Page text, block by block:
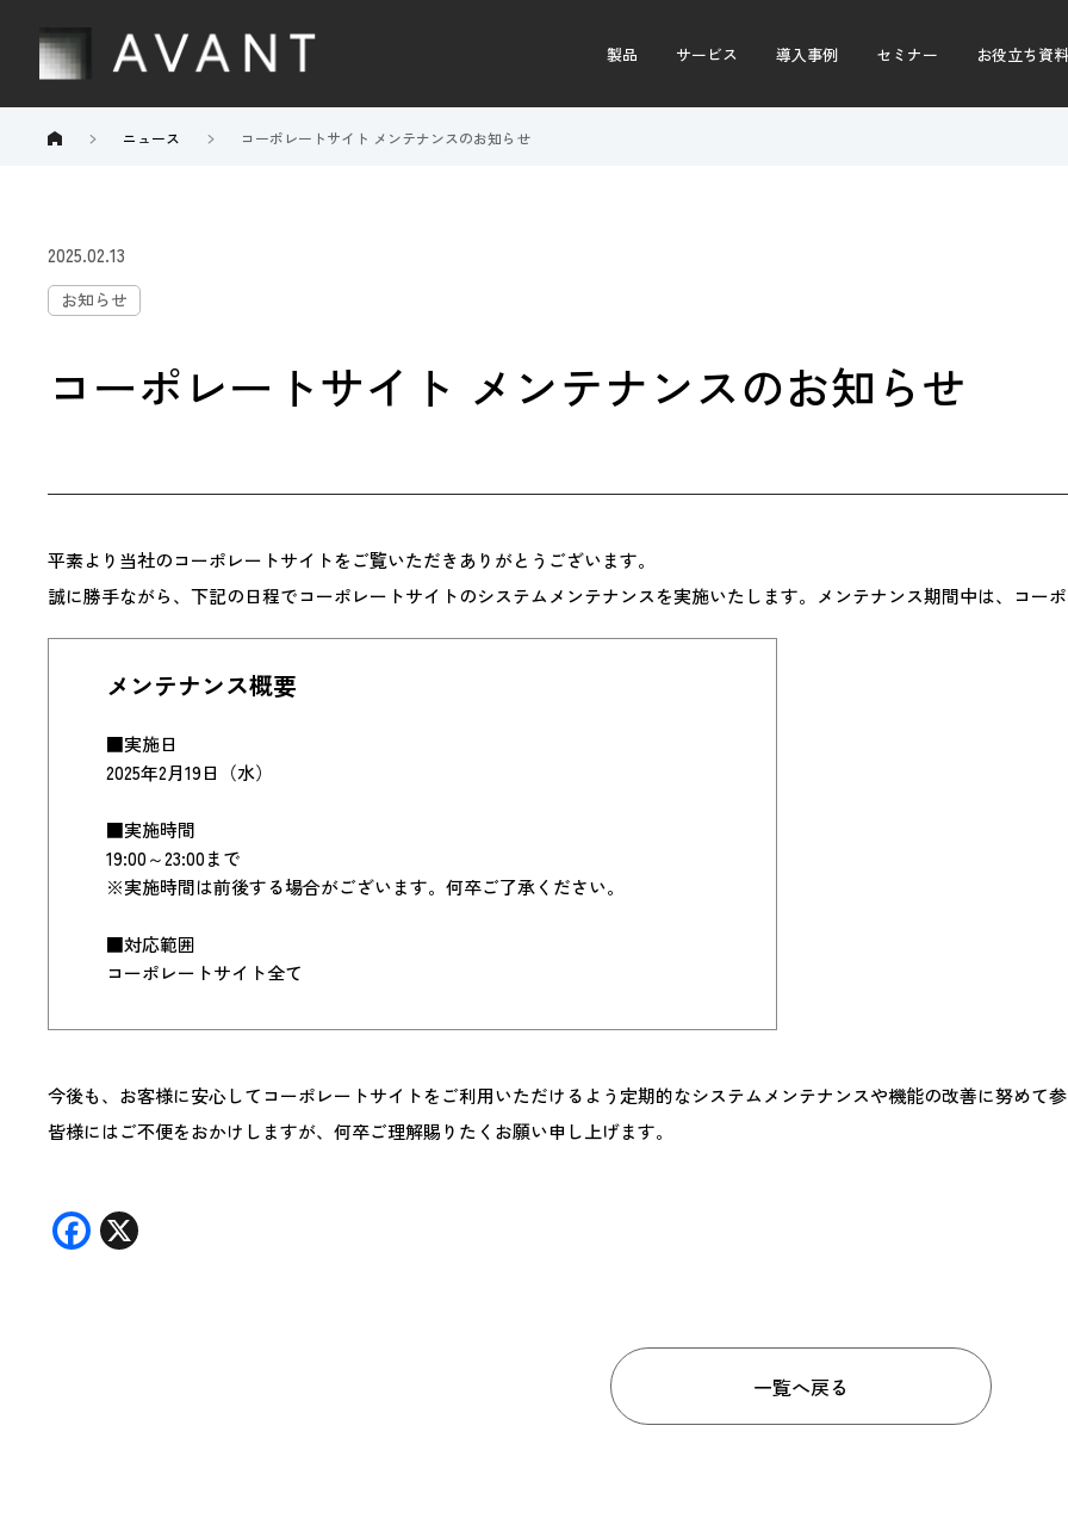
製品 サービス 導入事例 セミナー お役立ち資料
ニュース コーポレートサイト メンテナンスのお知らせ
2025.02.13
お知らせ
コーポレートサイト メンテナンスのお知らせ
平素より当社のコーポレートサイトをご覧いただきありがとうございます。
誠に勝手ながら、下記の日程でコーポレートサイトのシステムメンテナンスを実施いたします。メンテナンス期間中は、コー
メンテナンス概要
■実施日
2025年2月19日（水）
■実施時間
19:00～23:00まで
※実施時間は前後する場合がございます。何卒ご了承ください。
■対応範囲
コーポレートサイト全て
今後も、お客様に安心してコーポレートサイトをご利用いただけるよう定期的なシステムメンテナンスや機能の改善に努めて
皆様にはご不便をおかけしますが、何卒ご理解賜りたくお願い申し上げます。
F
ac
一覧へ戻る